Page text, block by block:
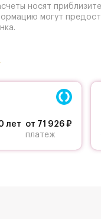
носят
могут
лет
от 71 926 ₽
платеж